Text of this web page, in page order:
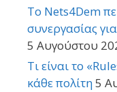
Το Nets4Dem
συνεργασίας
5 Αυγούστου
Τι είναι το
κάθε πολίτη5